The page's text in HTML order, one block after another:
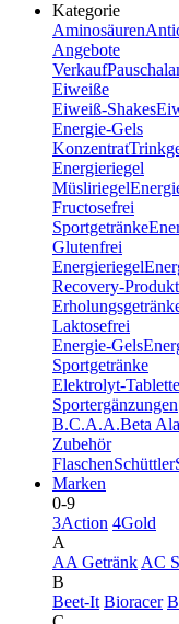
Kategorie
Aminosäuren
Angebote
Verkauf
Eiweiße
Eiweiß-Shakes
Energie-Gels
Konzentrat
Energieriegel
Müsliriegel
Fructosefrei
Sportgetränke
Glutenfrei
Energieriegel
Recovery-
Laktosefrei
Energie-Gels
Sportgetränke
Elektrolyt-
Sportergänzungen
B.C.A.A.Beta
Zubehör
FlaschenSchüttler
Marken
0-9
3Action 4Gold
A
AA Getränk AC
B
Beet-It Bioracer